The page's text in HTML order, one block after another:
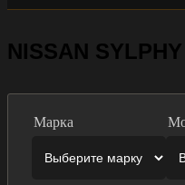
NISSAN
Марка